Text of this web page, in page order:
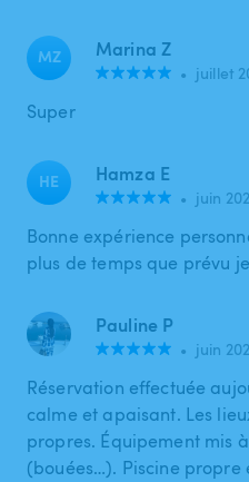
MZ Marina Z
• juillet
Super
HE Hamza E
• juin
Bonne expérience
plus de temps que prévu
Pauline P
• juin
Réservation effectuée
calme et apaisant. Les
propres. Équipement mis
(bouées…). Piscine propre